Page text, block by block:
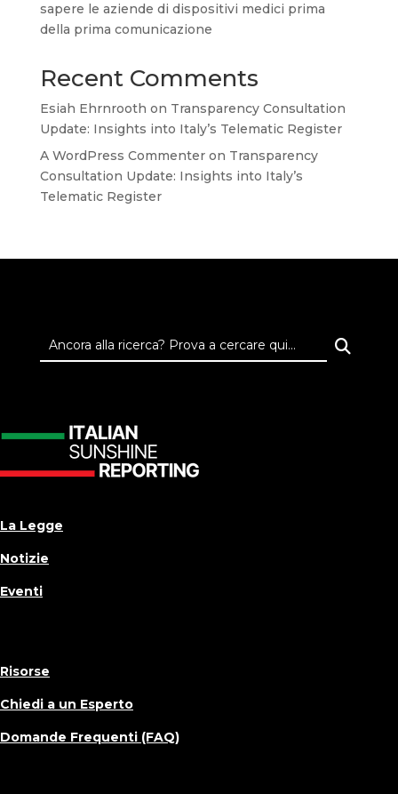
sapere le aziende di dispositivi medici prima
della prima comunicazione
Recent Comments
Esiah Ehrnrooth on Transparency Consultation
Update: Insights into Italy’s Telematic Register
A WordPress Commenteron Transparency
Consultation Update: Insights into Italy’s
Telematic Register
La Legge
Notizie
Eventi
Risorse
Chiedi a un Esperto
Domande Frequenti (FAQ)